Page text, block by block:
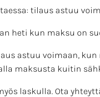
tilaus astuu
heti kun maksu on
astuu voimaan,
maksusta kuitin
laskulla. Ota